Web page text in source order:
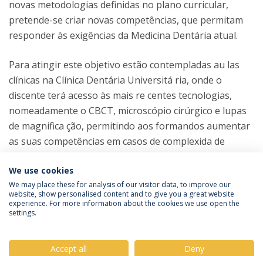
novas metodologias definidas no plano curricular,
pretende-se criar novas competências, que permitam
responder às exigências da Medicina Dentária atual.
Para atingir este objetivo estão contempladas au las
clínicas na Clínica Dentária Universitá ria, onde o
discente terá acesso às mais re centes tecnologias,
nomeadamente o CBCT, microscópio cirúrgico e lupas
de magnifica ção, permitindo aos formandos aumentar
as suas competências em casos de complexida de
Política de Privacidade
Termos & Condições
We use cookies
We may place these for analysis of our visitor data, to improve our
website, show personalised content and to give you a great website
experience. For more information about the cookies we use open the
settings.
Accept all Deny